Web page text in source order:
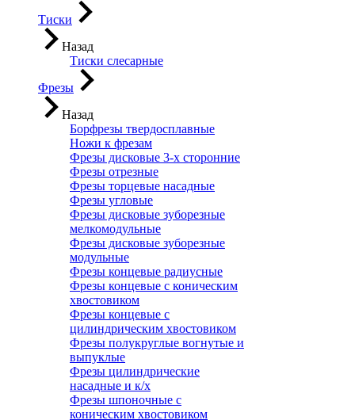
Тиски
Назад
Тиски слесарные
Фрезы
Назад
Борфрезы твердосплавные
Ножи к фрезам
Фрезы дисковые 3-х сторонние
Фрезы отрезные
Фрезы торцевые насадные
Фрезы угловые
Фрезы дисковые зуборезные
мелкомодульные
Фрезы дисковые зуборезные
модульные
Фрезы концевые радиусные
Фрезы концевые с коническим
хвостовиком
Фрезы концевые с
цилиндрическим хвостовиком
Фрезы полукруглые вогнутые и
выпуклые
Фрезы цилиндрические
насадные и к/х
Фрезы шпоночные с
коническим хвостовиком